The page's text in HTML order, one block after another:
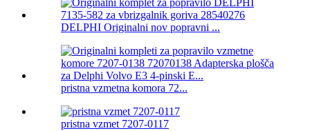
DELPHI Originalni nov popravni ...
pristna vzmetna komora 72...
pristna vzmet 7207-0117